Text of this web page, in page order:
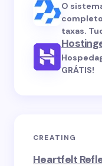
O
taxas.
GRÁTIS!
CREATING
Heartfelt